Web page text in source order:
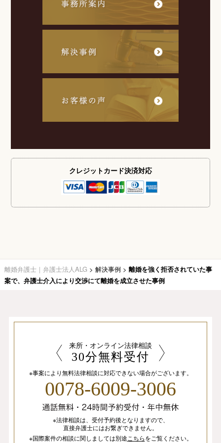
クレジットカード決済対応
離婚弁護士｜弁護士法人ALG > 解決事例 > 離婚を強く拒否されていた事
案で、弁護士介入により交渉にて離婚を成立させた事例
来所・オンライン法律相談
30分無料受付
※事案により無料法律相談に対応できない場合がございます。
0078-6009-3006
※法律相談は、 受付予約後となりますので、
直接弁護士にはお繋ぎできません。
※国際案件の相談に関しましては別途 こちらをご覧ください。